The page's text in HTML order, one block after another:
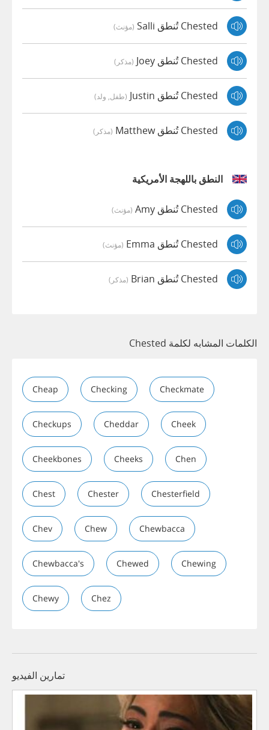
Chested تُنطق Salli (مؤنث)
Chested تُنطق Joey (مذكر)
Chested تُنطق Justin (طفل, ولد)
Chested تُنطق Matthew (مذكر)
النطق باللهجة الأمريكية
Chested تُنطق Amy (مؤنث)
Chested تُنطق Emma (مؤنث)
Chested تُنطق Brian (مذكر)
الكلمات المشابه لكلمة Chested
Cheap Checking Checkmate
Checkups Cheddar Cheek
Cheekbones Cheeks Chen
Chest Chester Chesterfield
Chev Chew Chewbacca
Chewbacca's Chewed Chewing
Chewy Chez
تمارين الفيديو